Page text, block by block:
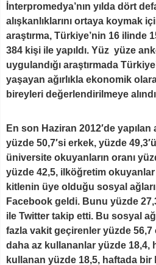
İnterpromedya’nın yılda dört
alışkanlıklarını ortaya koymak
araştırma, Türkiye’nin 16 ilinde
384 kişi ile yapıldı. Yüz yüze
uygulandığı araştırmada
yaşayan ağırlıkla ekonomik
bireyleri değerlendirilmeye
En son Haziran 2012′de yapılan
yüzde 50,7′si erkek, yüzde
üniversite okuyanların oranı
yüzde 42,5, ilköğretim
kitlenin üye olduğu sosyal
Facebook geldi. Bunu yüzde
ile Twitter takip etti. Bu sosyal
fazla vakit geçirenler yüzde
daha az kullananlar yüzde 18,4,
kullanan yüzde 18,5, haftada